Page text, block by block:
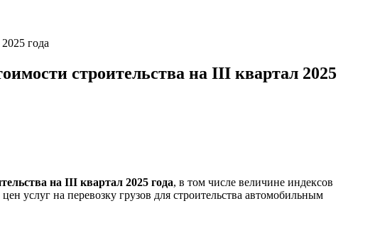
года
строительства на III квартал 2025
на III квартал 2025 года, в том числе величине индексов
услуг на перевозку грузов для строительства автомобильным